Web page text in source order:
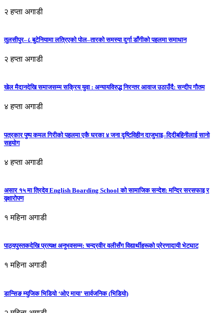
२ हप्ता अगाडी
तुलसीपुर–८ बुटेनियामा लत्रिएको पोल–तारको समस्या दुर्गा डाँगीको पहलमा समाधान
२ हप्ता अगाडी
खेल मैदानदेखि समाजसम्म सक्रिय युवा : अन्यायविरुद्ध निरन्तर आवाज उठाउँदै: सन्दीप गौतम
४ हप्ता अगाडी
पत्रकार पुष्प कमल गिरीको पहलमा एकै घरका ४ जना दृष्टिविहीन दाजुभाइ–दिदीबहिनीलाई सानो
सहयोग
४ हप्ता अगाडी
असार १५ मा त्रिदेव English Boarding School को सामाजिक सन्देश: मन्दिर सरसफाइ र
वृक्षारोपण
१ महिना अगाडी
पाठ्यपुस्तकदेखि प्रत्यक्ष अनुभवसम्म: चन्द्रवीर वलीसँग विद्यार्थीहरूको प्रेरणादायी भेटघाट
१ महिना अगाडी
डान्सिङ म्युजिक भिडियो ‘ओए माया’ सार्वजनिक (भिडियो)